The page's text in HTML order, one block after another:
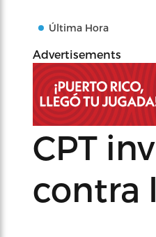
Última Hora
Advertisements
CPT
contra